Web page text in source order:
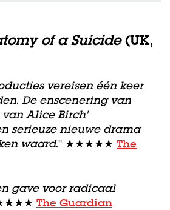
of a Suicide(UK,
vereisen één keer
De enscenering van
Alice Birch'
serieuze nieuwe drama
waard." ★★★★★ The
gave voor radicaal
The Guardian